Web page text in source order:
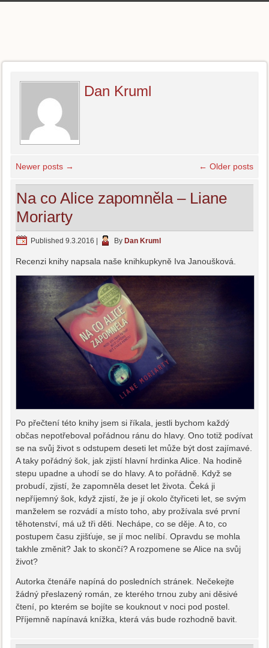
Dan Kruml
Newer posts → ← Older posts
Na co Alice zapomněla – Liane
Moriarty
Published 9.3.2016 By Dan Kruml
Recenzi knihy napsala naše knihkupkyně Iva Janoušková.
Po přečtení této knihy jsem si říkala, jestli bychom každý
občas nepotřeboval pořádnou ránu do hlavy. Ono totiž podívat
se na svůj život s odstupem deseti let může být dost zajímavé.
A taky pořádný šok, jak zjistí hlavní hrdinka Alice. Na hodině
stepu upadne a uhodí se do hlavy. A to pořádně. Když se
probudí, zjistí, že zapomněla deset let života. Čeká ji
nepříjemný šok, když zjistí, že je jí okolo čtyřiceti let, se svým
manželem se rozvádí a místo toho, aby prožívala své první
těhotenství, má už tři děti. Nechápe, co se děje. A to, co
postupem času zjišťuje, se jí moc nelíbí. Opravdu se mohla
takhle změnit? Jak to skončí? A rozpomene se Alice na svůj
život?
Autorka čtenáře napíná do posledních stránek. Nečekejte
žádný přeslazený román, ze kterého trnou zuby ani děsivé
čtení, po kterém se bojíte se kouknout v noci pod postel.
Příjemně napínavá knížka, která vás bude rozhodně bavit.